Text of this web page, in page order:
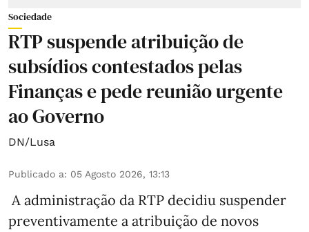
Sociedade
RTP suspende atribuição de
subsídios contestados pelas
Finanças e pede reunião urgente
ao Governo
DN/Lusa
Publicado a: 05 Agosto 2026, 13:13
A administração da RTP decidiu suspender
preventivamente a atribuição de novos